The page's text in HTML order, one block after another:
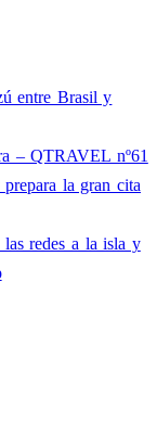
entre Brasil y
– QTRAVEL nº61
la gran cita
redes a la isla y